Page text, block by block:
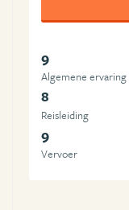
9
Algemene ervaring
8
Reisleiding
9
Vervoer